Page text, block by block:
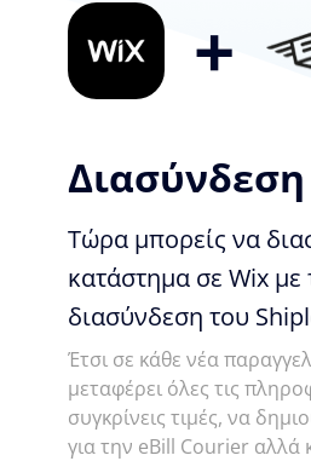
+
Διασύνδεση
Τώρα μπορείς να
κατάστημα σε Wix
διασύνδεση του
Έτσι σε κάθε νέα
μεταφέρει όλες τις
συγκρίνεις τιμές, να
για την eBill Courier αλλά